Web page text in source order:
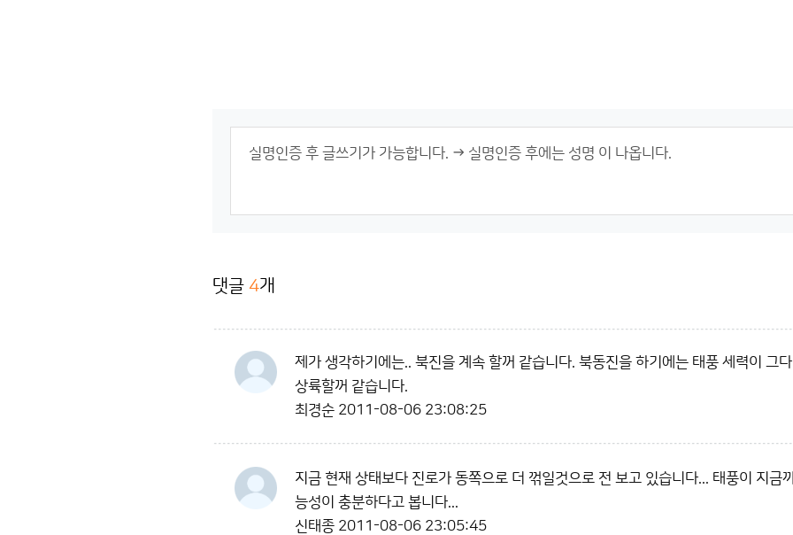
댓글 4개
제가 생각하기에는.. 북진을 계속 할꺼 같습니다. 북동진을 하기에는 태풍 세력이 그
상륙할꺼 같습니다.
최경순 2011-08-06 23:08:25
지금 현재 상태보다 진로가 동쪽으로 더 꺾일것으로 전 보고 있습니다... 태풍이 지
능성이 충분하다고 봅니다...
신태종 2011-08-06 23:05:45